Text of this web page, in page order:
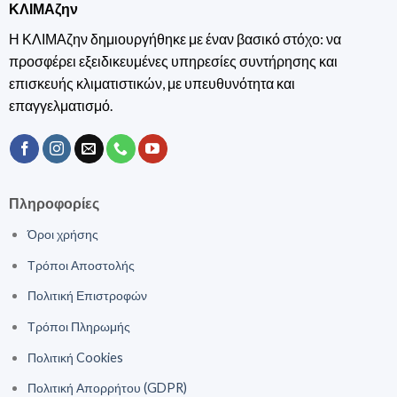
ΚΛΙΜΑζην
Η ΚΛΙΜΑζην δημιουργήθηκε με έναν βασικό στόχο: να
προσφέρει εξειδικευμένες υπηρεσίες συντήρησης και
επισκευής κλιματιστικών, με υπευθυνότητα και
επαγγελματισμό.
Πληροφορίες
Όροι χρήσης
Τρόποι Αποστολής
Πολιτική Επιστροφών
Τρόποι Πληρωμής
Πολιτική Cookies
Πολιτική Απορρήτου (GDPR)